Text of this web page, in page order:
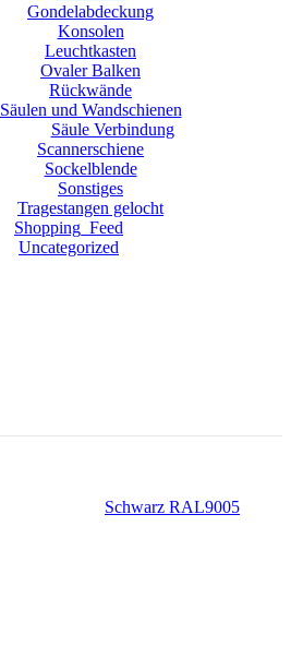
Gondelabdeckung
Konsolen
Leuchtkasten
Ovaler Balken
Rückwände
Säulen und Wandschienen
Säule Verbindung
Scannerschiene
Sockelblende
Sonstiges
Tragestangen gelocht
Shopping_Feed
Uncategorized
Schwarz RAL9005